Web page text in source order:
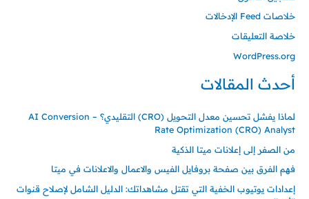
خلاصات Feed الإدخالات
خلاصة التعليقات
WordPress.org
أحدث المقالات
لماذا يفشل تحسين معدل التحويل (CRO) التقليدي؟ – AI Conversion
Rate Optimization (CRO) Analyst
من الصفر إلى إعلانات ميتا الذكية
فهم الفرق بين صفحة بروفايل الفيس والاعمال والاعلانات في ميتا
إعدادات يوتيوب الخفية التي تقتل مشاهداتك: الدليل الشامل لإصلاح قنوات